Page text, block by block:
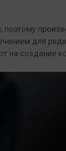
поэтому
для
на создание